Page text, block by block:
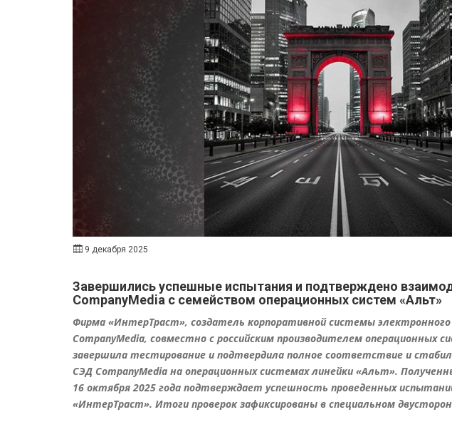
9 декабря 2025
Завершились успешные испытания и подтверждено
CompanyMedia с семейством операционных систем «Альт»
Фирма «ИнтерТраст», создатель корпоративной системы
CompanyMedia, совместно с российским производителем операционных
завершила тестирование и подтвердила полное соответствие и
СЭД CompanyMedia на операционных системах линейки «Альт».
16 октября 2025 года подтверждает успешность проведенных
«ИнтерТраст». Итоги проверок зафиксированы в специальном